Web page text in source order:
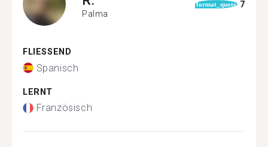
Palma
format_quote 7
FLIESSEND
Spanisch
LERNT
Französisch